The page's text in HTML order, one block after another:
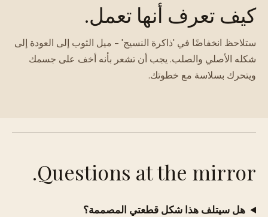
كيف تعرف أنها تعمل.
ستلاحظ انخفاضًا في 'ذاكرة النسيج' - ميل الثوب إلى العودة إلى
شكله الأصلي والصلب. يجب أن تشعر بأنه أخف على جسمك
ويتحرك بسلاسة مع خطوتك.
Questions at the mirror.
هل سيتلف هذا شكل قطعتي المصممة؟